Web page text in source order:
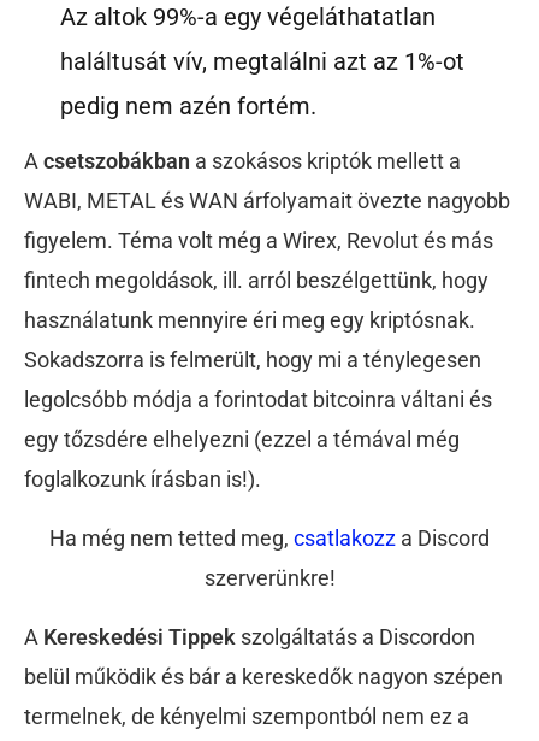
Az altok 99%-a egy végeláthatatlan
haláltusát vív, megtalálni azt az 1%-ot
pedig nem azén fortém.
A csetszobákban a szokásos kriptók mellett a
WABI, METAL és WAN árfolyamait övezte nagyobb
figyelem. Téma volt még a Wirex, Revolut és más
fintech megoldások, ill. arról beszélgettünk, hogy
használatunk mennyire éri meg egy kriptósnak.
Sokadszorra is felmerült, hogy mi a ténylegesen
legolcsóbb módja a forintodat bitcoinra váltani és
egy tőzsdére elhelyezni (ezzel a témával még
foglalkozunk írásban is!).
Ha még nem tetted meg, csatlakozz a Discord
szerverünkre!
A Kereskedési Tippek szolgáltatás a Discordon
belül működik és bár a kereskedők nagyon szépen
termelnek, de kényelmi szempontból nem ez a